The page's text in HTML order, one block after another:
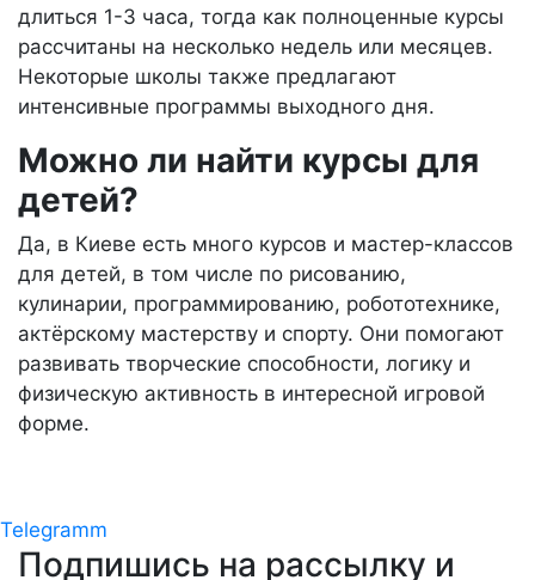
длиться 1-3 часа, тогда как полноценные курсы
рассчитаны на несколько недель или месяцев.
Некоторые школы также предлагают
интенсивные программы выходного дня.
Можно ли найти курсы для
детей?
Да, в Киеве есть много курсов и мастер-классов
для детей, в том числе по рисованию,
кулинарии, программированию, робототехнике,
актёрскому мастерству и спорту. Они помогают
развивать творческие способности, логику и
физическую активность в интересной игровой
форме.
Telegramm
Подпишись на рассылку и